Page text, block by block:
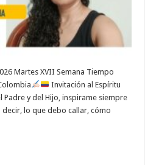
Martes XVII Semana Tiempo
Invitación al Espíritu
Padre y del Hijo, inspirame siempre
lo que debo callar, cómo